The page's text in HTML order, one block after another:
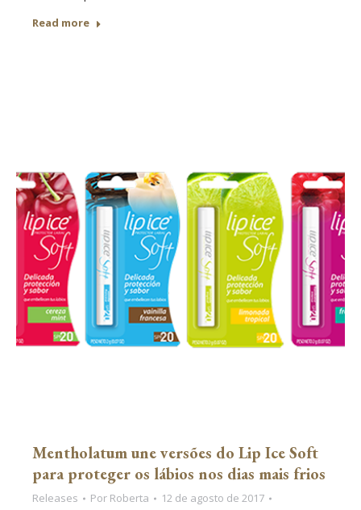
Read more
Mentholatum une versões do Lip Ice Soft
para proteger os lábios nos dias mais frios
Releases Por Roberta
12 de agosto de 2017